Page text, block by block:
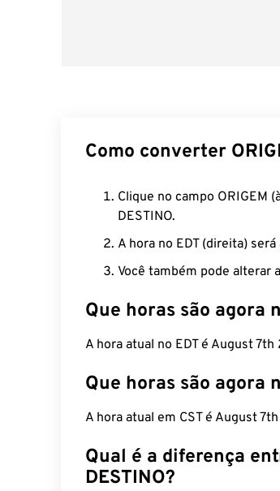
Como converter
Clique no campo ORIGEM
DESTINO.
A hora no EDT (direita)
Você também pode alterar
Que horas são agora
A hora atual no EDT é August
Que horas são agora
A hora atual em CST é August
Qual é a diferença
DESTINO?